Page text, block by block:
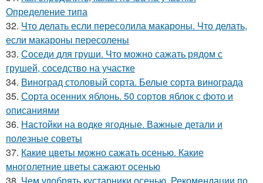
Определение типа
32. Что делать если пересолила макароны. Что делать,
если макароны пересолены
33. Соседи для груши. Что можно сажать рядом с
грушей, соседство на участке
34. Виноград столовый сорта. Белые сорта винограда
35. Сорта осенних яблонь. 50 сортов яблок с фото и
описаниями
36. Настойки на водке ягодные. Важные детали и
полезные советы
37. Какие цветы можно сажать осенью. Какие
многолетние цветы сажают осенью